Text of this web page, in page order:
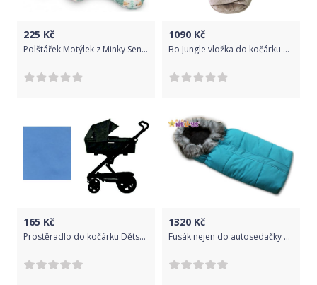
225 Kč
Polštářek Motýlek z Minky Sensillo mátový ježci, Zelená
1090 Kč
Bo Jungle vložka do kočárku B-Comfort Nest Taupe
165 Kč
Prostěradlo do kočárku Dětský svět XXL středně modré
1320 Kč
Fusák nejen do autosedačky Baby Nellys ® ESKYMO s kožíškem LUX